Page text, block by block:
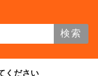
検索
ください